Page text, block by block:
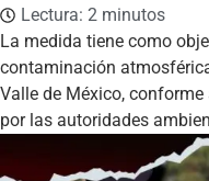
Lectura: 2 minutos
La medida tiene como
contaminación
Valle de México,
por las autoridades